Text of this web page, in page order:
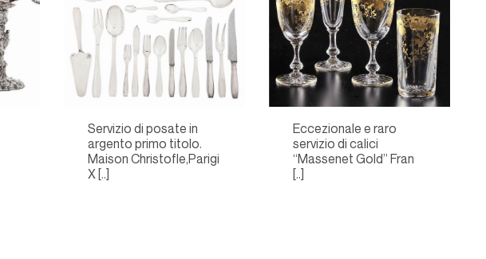
Servizio di posate in
argento primo titolo.
Maison Christofle,Parigi
X [..]
Eccezionale e raro
servizio di calici
“Massenet Gold” Fran
[..]